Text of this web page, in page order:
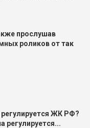
прослушав
роликов от так
ЖК РФ?
регулируется...